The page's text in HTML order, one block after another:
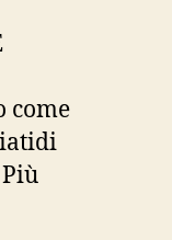
come